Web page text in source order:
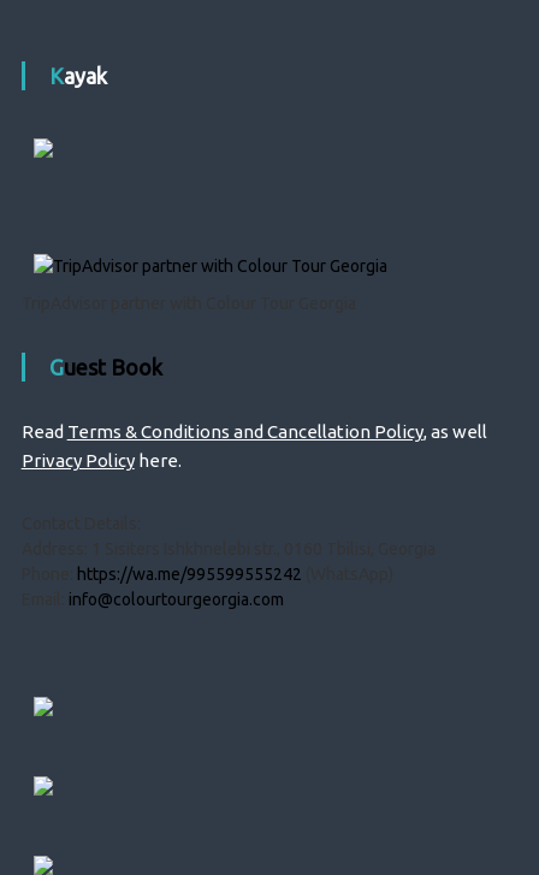
Kayak
Guest Book
Read Terms & Conditions and Cancellation Policy, as well
Privacy Policyhere.
https://wa.me/995599555242
info@colourtourgeorgia.com